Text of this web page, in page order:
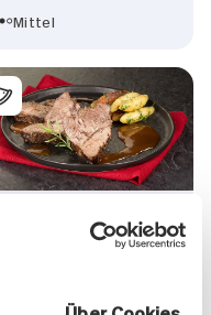
Mittel
In Cidre geschmorter
Jungbullen Braten mit
Schupfnudeln